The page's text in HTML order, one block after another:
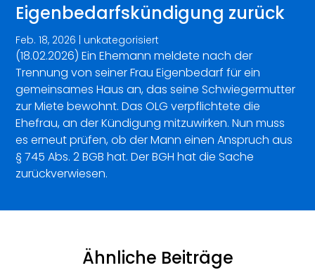
Eigenbedarfskündigung zurück
Feb. 18, 2026 unkategorisiert
(18.02.2026) Ein Ehemann meldete nach der
Trennung von seiner Frau Eigenbedarf für ein
gemeinsames Haus an, das seine Schwiegermutter
zur Miete bewohnt. Das OLG verpflichtete die
Ehefrau, an der Kündigung mitzuwirken. Nun muss
es erneut prüfen, ob der Mann einen Anspruch aus
§ 745 Abs. 2 BGB hat. Der BGH hat die Sache
zurückverwiesen.
Ähnliche Beiträge